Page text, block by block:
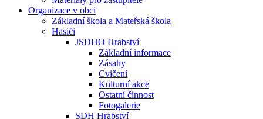
Organizace v obci
Základní škola a Mateřská škola
Hasiči
JSDHO Hrabství
Základní informace
Zásahy
Cvičení
Kulturní akce
Ostatní činnost
Fotogalerie
SDH Hrabství